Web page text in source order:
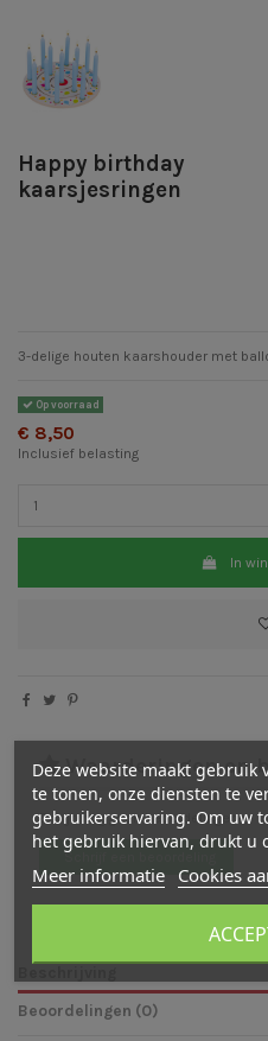
Happy birthday
kaarsjesringen
3-delige houten kaarshouder met
Op voorraad
€ 8,50
Inclusief belasting
In
Waarderingen en
Er zijn nog geen beoordelingen
Schrijf een beoordeling
Beoordelingen (0)
Deze website maakt gebruik
te tonen, onze diensten te
gebruikerservaring. Om uw
het gebruik hiervan, drukt u
Meer informatie Cookies